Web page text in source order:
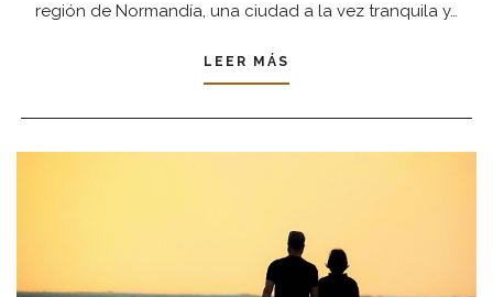
región de Normandía, una ciudad a la vez tranquila y…
LEER MÁS